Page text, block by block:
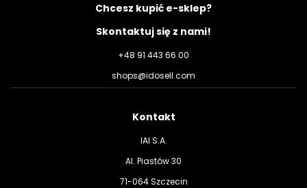
Chcesz kupić e-sklep?
Skontaktuj się z nami!
+48 91 443 66 00
shops@idosell.com
Kontakt
IAI S.A.
Al. Piastów 30
71-064 Szczecin